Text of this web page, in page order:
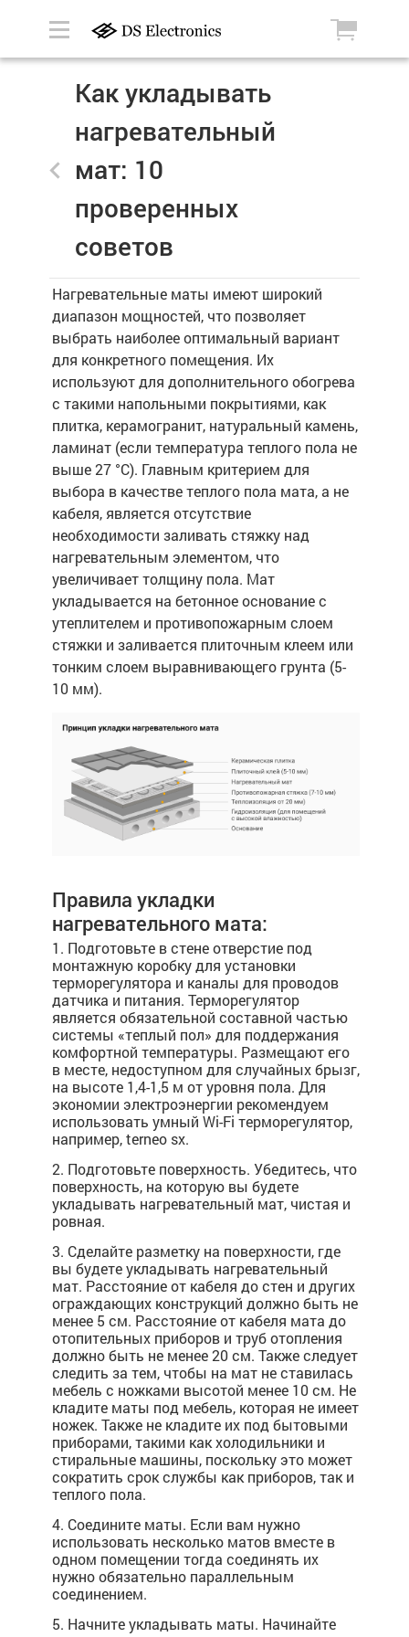
Как укладывать
нагревательный
мат: 10
проверенных
советов
Нагревательные маты имеют широкий
диапазон мощностей, что позволяет
выбрать наиболее оптимальный вариант
для конкретного помещения. Их
используют для дополнительного обогрева
с такими напольными покрытиями, как
плитка, керамогранит, натуральный камень,
ламинат (если температура теплого пола не
выше 27 °C). Главным критерием для
выбора в качестве теплого пола мата, а не
кабеля, является отсутствие
необходимости заливать стяжку над
нагревательным элементом, что
увеличивает толщину пола. Мат
укладывается на бетонное основание с
утеплителем и противопожарным слоем
стяжки и заливается плиточным клеем или
тонким слоем выравнивающего грунта (5-
10 мм).
Правила укладки
нагревательного мата:
1. Подготовьте в стене отверстие под
монтажную коробку для установки
терморегулятора и каналы для проводов
датчика и питания. Терморегулятор
является обязательной составной частью
системы «теплый пол» для поддержания
комфортной температуры. Размещают его
в месте, недоступном для случайных брызг,
на высоте 1,4-1,5 м от уровня пола. Для
экономии электроэнергии рекомендуем
использовать умный Wi-Fi терморегулятор,
например, terneo sx.
2. Подготовьте поверхность. Убедитесь, что
поверхность, на которую вы будете
укладывать нагревательный мат, чистая и
ровная.
3. Сделайте разметку на поверхности, где
вы будете укладывать нагревательный
мат. Расстояние от кабеля до стен и других
ограждающих конструкций должно быть не
менее 5 см. Расстояние от кабеля мата до
отопительных приборов и труб отопления
должно быть не менее 20 см. Также следует
следить за тем, чтобы на мат не ставилась
мебель с ножками высотой менее 10 см. Не
кладите маты под мебель, которая не имеет
ножек. Также не кладите их под бытовыми
приборами, такими как холодильники и
стиральные машины, поскольку это может
сократить срок службы как приборов, так и
теплого пола.
4. Соедините маты. Если вам нужно
использовать несколько матов вместе в
одном помещении тогда соединять их
нужно обязательно параллельным
соединением.
5. Начните укладывать маты. Начинайте